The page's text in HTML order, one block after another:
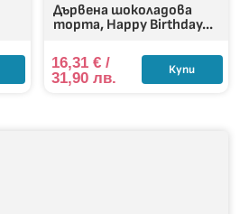
Дървена шоколадова
торта, Happy Birthday...
16,31€ /
31,90 лв.
Купи